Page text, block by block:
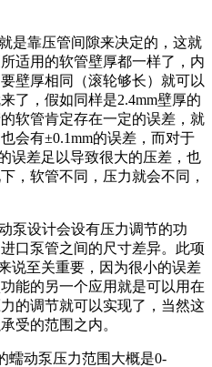
是靠压管间隙来决定的，这就
适用的软管壁厚都一样了，内
壁厚相同（滚轮够长）就可以
了，假如同样是2.4mm壁厚的
软管肯定存在一定的误差，就
会有±0.1mm的误差，而对于
误差足以导致很大的压差，也
，软管不同，压力就会不同，
泵设计会设有压力调节的功
口泵管之间的尺寸差异。此项
说至关重要，因为很小的误差
能的另一个应用就是可以用在
的调节就可以实现了，当然这
受的范围之内。
蠕动泵压力范围大概是0-